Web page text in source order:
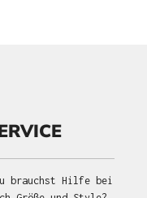
brauchst Hilfe bei